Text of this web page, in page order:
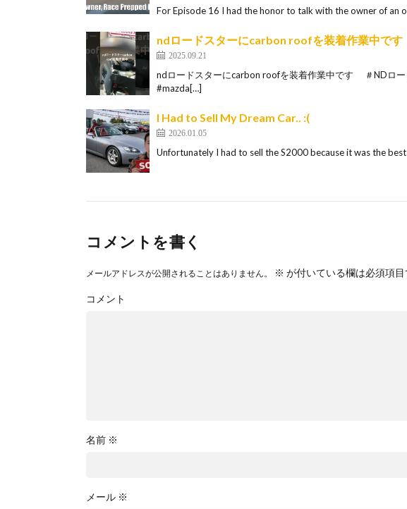
For Episode 16 I had the honor to talk with the owner of an
ndロードスターにcarbon roofを装着作業中で
2025.09.21
ndロードスターにcarbon roofを装着作業中です ＃NDロ
#mazda[…]
I Had to Sell My Dream Car.. :(
2026.01.05
Unfortunately I had to sell the S2000 because it was the
コメントを書く
メールアドレスが公開されることはありません。 ※ が付いている欄は必須項目
コメント
名前 ※
メール ※